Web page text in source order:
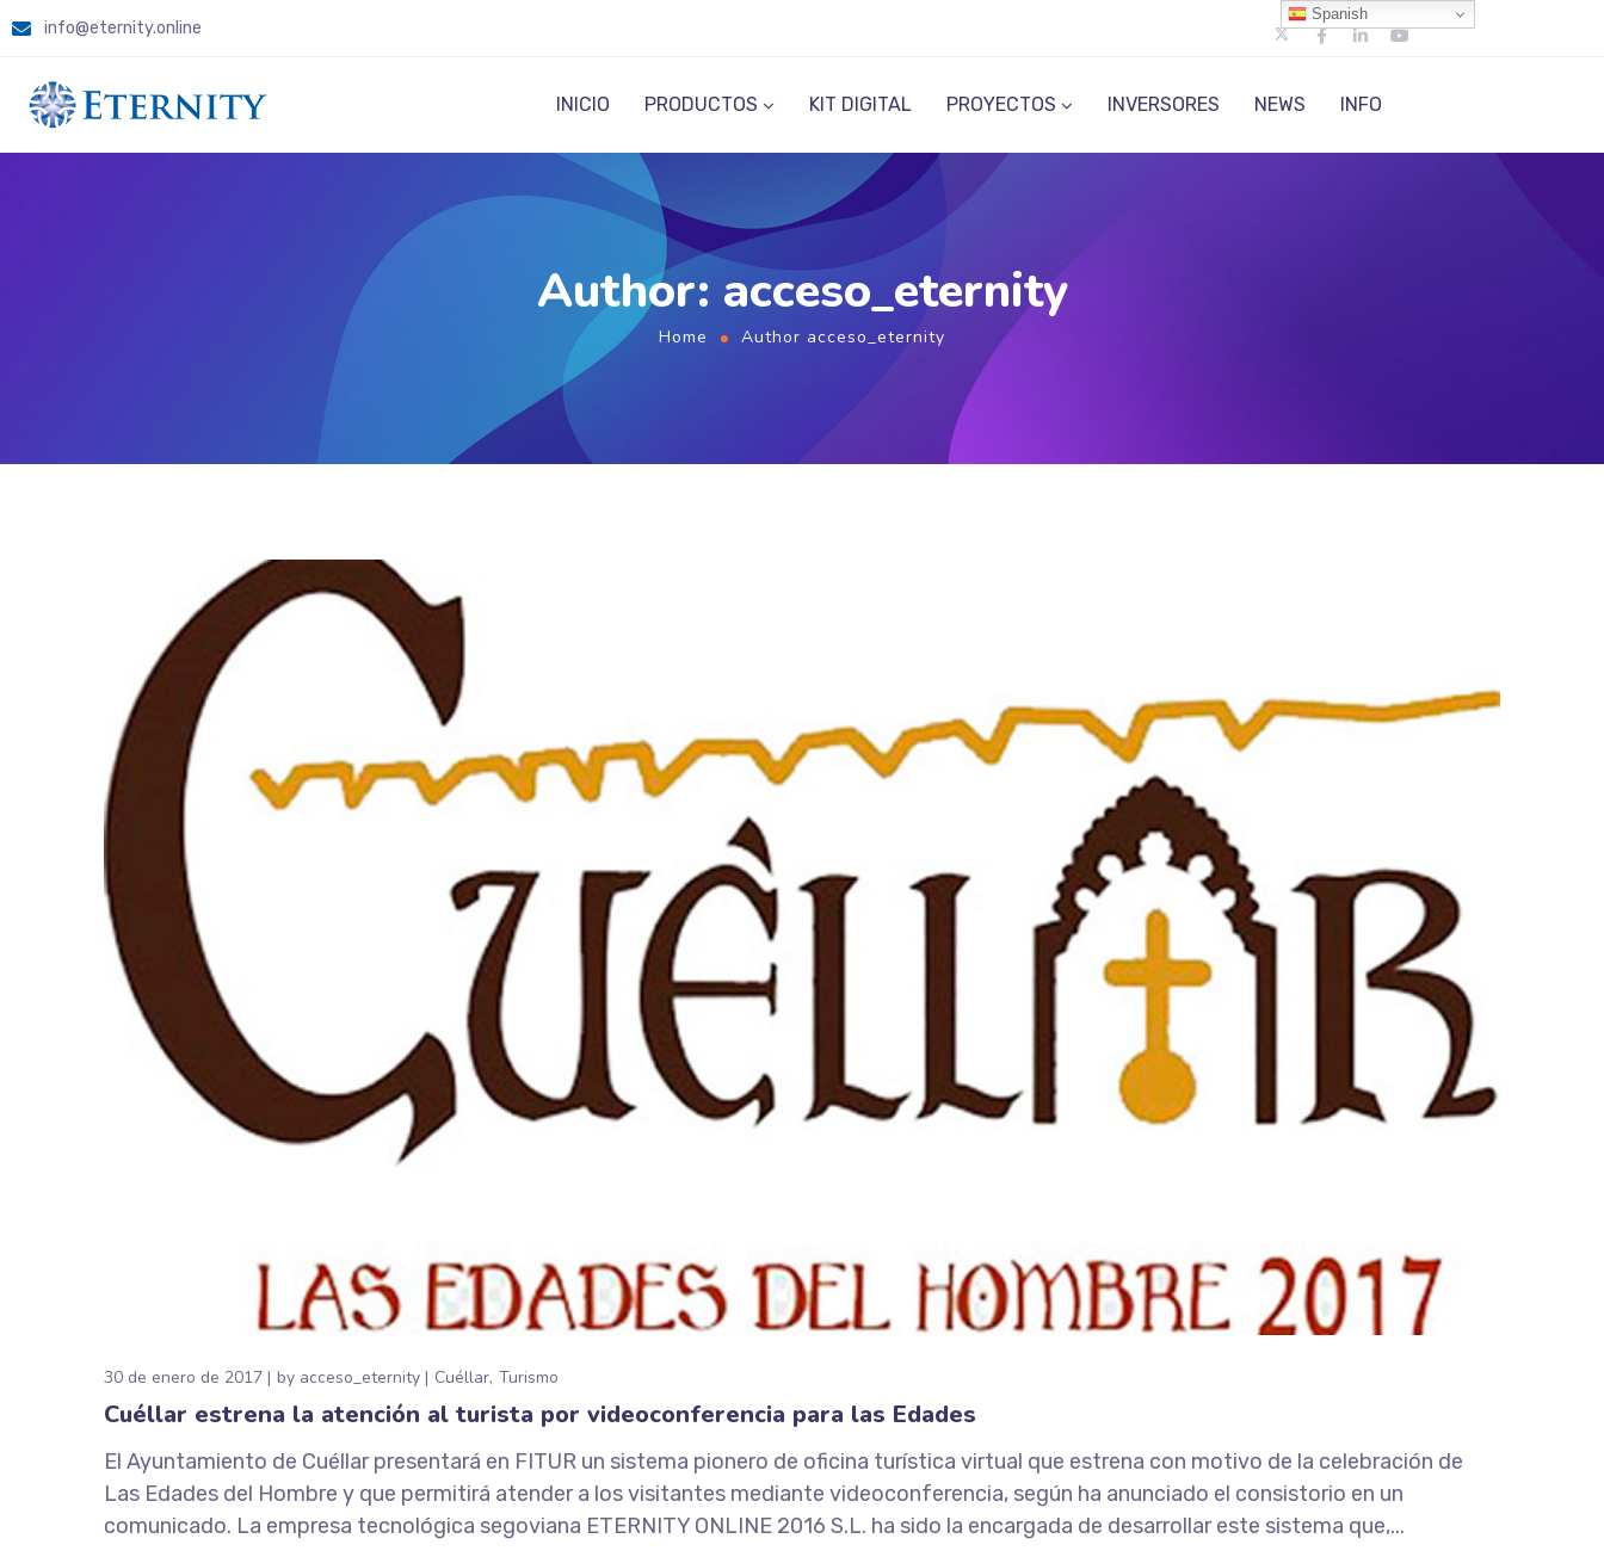
info@eternity.online
INICIO PRODUCTOS KIT DIGITAL PROYECTOS INVERSORES NEWS INFO
Author: acceso_eternity
Home Author acceso_eternity
30 de enero de 2017 by acceso_eternity Cuéllar Turismo
Cuéllar estrena la atención al turista por videoconferencia para las Edades
El Ayuntamiento de Cuéllar presentará en FITUR un sistema pionero de oficina turística virtual que estrena con motivo de la celebración de
Las Edades del Hombre y que permitirá atender a los visitantes mediante videoconferencia, según ha anunciado el consistorio en un
comunicado. La empresa tecnológica segoviana ETERNITY ONLINE 2016 S.L. ha sido la encargada de desarrollar este sistema que,...
Spanish